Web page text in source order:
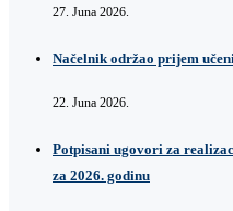
27. Juna 2026.
Načelnik održao prijem
22. Juna 2026.
Potpisani ugovori za
za 2026. godinu